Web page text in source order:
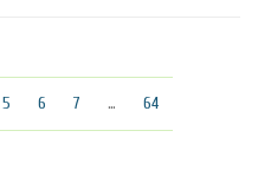
5 6 7 … 64